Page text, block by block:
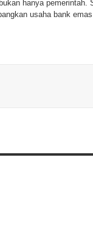
hanya pemerintah.
usaha bank